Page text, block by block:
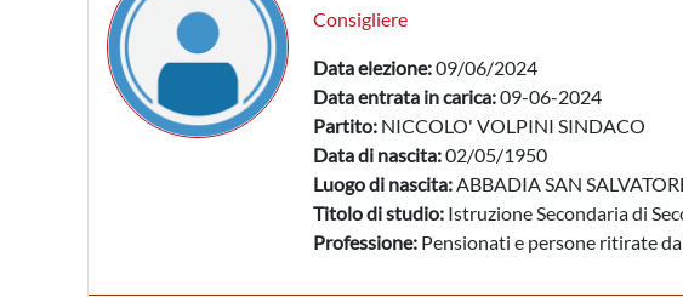
Consigliere
Data elezione:09/06/2024
Data entrata in carica:09-06-2024
Partito: NICCOLO' VOLPINI SINDACO
Data di nascita:02/05/1950
Luogo di nascita:ABBADIA SAN
Titolo di studio: Istruzione Secondaria di
Professione: Pensionati e persone ritirate